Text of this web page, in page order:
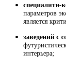
специалити-
параметров
является
заведений с
интерьера;